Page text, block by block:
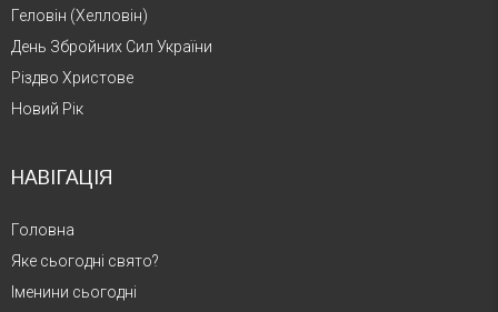
Геловін (Хелловін)
День Збройних Сил України
Різдво Христове
Новий Рік
НАВІГАЦІЯ
Головна
Яке сьогодні свято?
Іменини сьогодні